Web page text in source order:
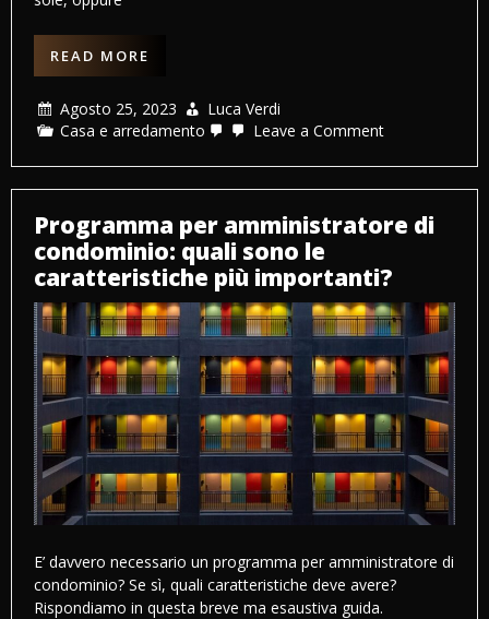
READ MORE
Agosto 25, 2023
Luca Verdi
Casa e arredamento
Leave a Commenton
un
investimento
di
e
un’opportunità
redditizia
Programma per amministratore di
condominio: quali sono le
caratteristiche più importanti?
E’ davvero necessario un programma per amministratore di
condominio? Se sì, quali caratteristiche deve avere?
Rispondiamo in questa breve ma esaustiva guida.